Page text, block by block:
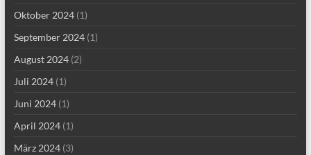
Oktober 2024(1)
September 2024(1)
August 2024(2)
Juli 2024(1)
Juni 2024(1)
April 2024(1)
März 2024(3)